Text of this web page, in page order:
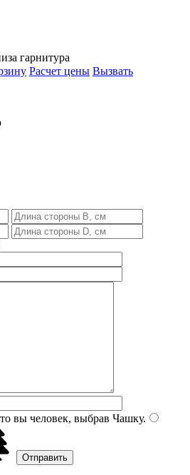
гарнитура
Расчет цены Вызвать
вы человек, выбрав Чашку.